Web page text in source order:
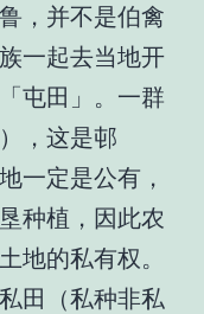
，并不是伯禽
一起去当地开
屯田」。一群
，这是邨
一定是公有，
种植，因此农
地的私有权。
田（私种非私